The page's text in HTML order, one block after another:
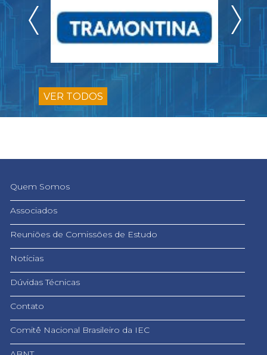
VER TODOS
Quem Somos
Associados
Reuniões de Comissões de Estudo
Notícias
Dúvidas Técnicas
Contato
Comitê Nacional Brasileiro da IEC